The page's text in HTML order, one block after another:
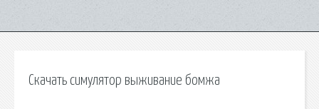
Скачать симулятор выживание бомжа